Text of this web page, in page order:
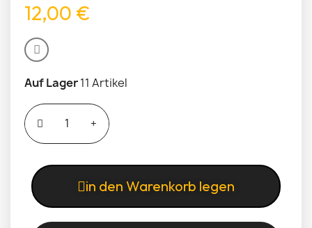
12,00 €
Auf Lager11 Artikel
in den Warenkorb legen